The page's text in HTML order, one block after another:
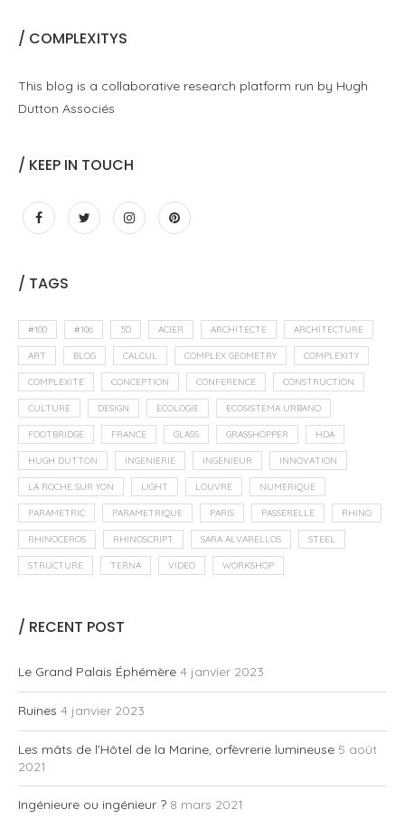
/ COMPLEXITYS
This blog is a collaborative research platform run by Hugh
Dutton Associés
/ KEEP IN TOUCH
/ TAGS
#100 #106 3D ACIER ARCHITECTE ARCHITECTURE
ART BLOG CALCUL COMPLEX GEOMETRY COMPLEXITY
COMPLEXITÉ CONCEPTION CONFERENCE CONSTRUCTION
CULTURE DESIGN ECOLOGIE ECOSISTEMA URBANO
FOOTBRIDGE FRANCE GLASS GRASSHOPPER HDA
HUGH DUTTON INGENIERIE INGENIEUR INNOVATION
LA ROCHE SUR YON LIGHT LOUVRE NUMERIQUE
PARAMETRIC PARAMETRIQUE PARIS PASSERELLE RHINO
RHINOCEROS RHINOSCRIPT SARA ALVARELLOS STEEL
STRUCTURE TERNA VIDEO WORKSHOP
/ RECENT POST
Le Grand Palais Éphémère 4 janvier 2023
Ruines 4 janvier 2023
Les mâts de l’Hôtel de la Marine, orfèvrerie lumineuse 5 août
2021
Ingénieure ou ingénieur ? 8 mars 2021